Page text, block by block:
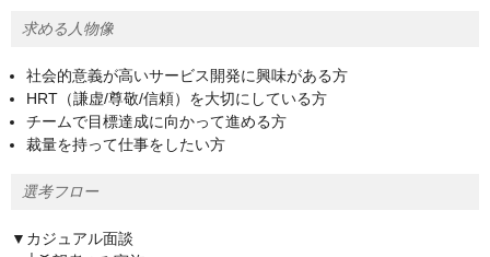
求める人物像
社会的意義が高いサービス開発に興味がある方
HRT（謙虚/尊敬/信頼）を大切にしている方
チームで目標達成に向かって進める方
裁量を持って仕事をしたい方
選考フロー
▼カジュアル面談